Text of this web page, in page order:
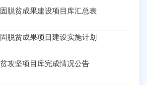
脱贫成果建设项目库汇总表
脱贫成果项目建设实施计划
攻坚项目库完成情况公告